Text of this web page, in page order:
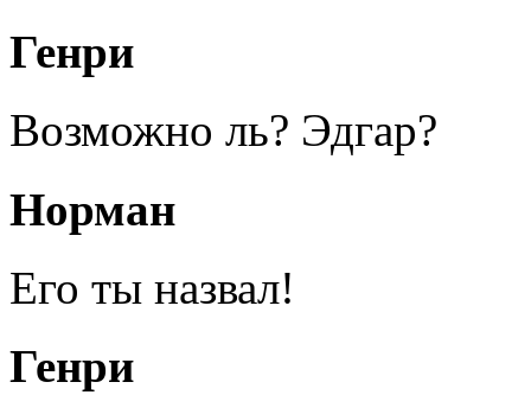
Генри
Возможно ль? Эдгар?
Норман
Его ты назвал!
Генри